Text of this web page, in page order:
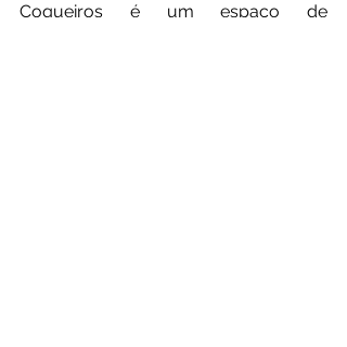
Coqueiros é um espaço de